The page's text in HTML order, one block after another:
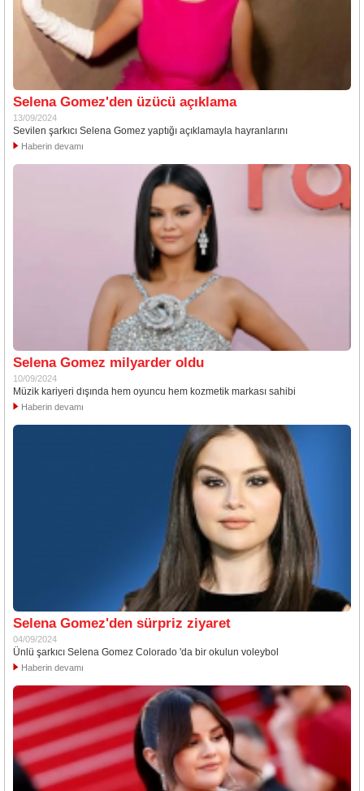
Selena Gomez'den üzücü açıklama
13/09/2024
Sevilen şarkıcı Selena Gomez yaptığı açıklamayla hayranlarını
Haberin devamı
Selena Gomez milyarder oldu
10/09/2024
Müzik kariyeri dışında hem oyuncu hem kozmetik markası sahibi
Haberin devamı
Selena Gomez'den sürpriz ziyaret
04/09/2024
Ünlü şarkıcı Selena Gomez Colorado 'da bir okulun voleybol
Haberin devamı